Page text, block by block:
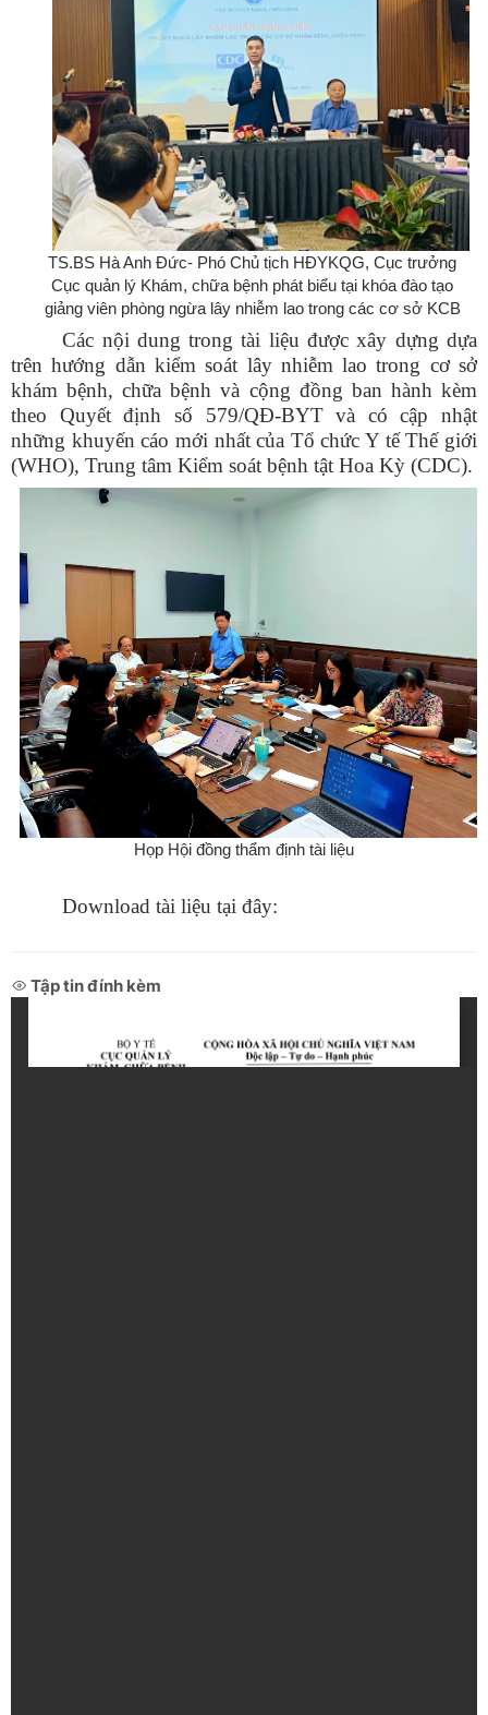
TS.BS Hà Anh Đức- Phó Chủ tịch HĐYKQG, Cục trưởng
Cục quản lý Khám, chữa bệnh phát biểu tại khóa đào tạo
giảng viên phòng ngừa lây nhiễm lao trong các cơ sở KCB
Các nội dung trong tài liệu được xây dựng dựa
trên hướng dẫn kiểm soát lây nhiễm lao trong cơ sở
khám bệnh, chữa bệnh và cộng đồng ban hành kèm
theo Quyết định số 579/QĐ-BYT và có cập nhật
những khuyến cáo mới nhất của Tổ chức Y tế Thế giới
(WHO), Trung tâm Kiểm soát bệnh tật Hoa Kỳ (CDC).
Họp Hội đồng thẩm định tài liệu
Download tài liệu tại đây:
Tập tin đính kèm